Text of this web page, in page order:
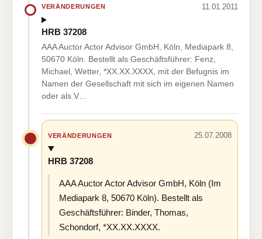
VERÄNDERUNGEN 11.01.2011
HRB 37208
AAA Auctor Actor Advisor GmbH, Köln, Mediapark 8,
50670 Köln. Bestellt als Geschäftsführer: Fenz,
Michael, Wetter, *XX.XX.XXXX, mit der Befugnis im
Namen der Gesellschaft mit sich im eigenen Namen
oder als V…
VERÄNDERUNGEN 25.07.2008
HRB 37208
AAA Auctor Actor Advisor GmbH, Köln (Im
Mediapark 8, 50670 Köln). Bestellt als
Geschäftsführer: Binder, Thomas,
Schondorf, *XX.XX.XXXX.